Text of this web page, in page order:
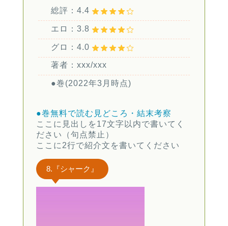
総評：4.4
エロ：3.8
グロ：4.0
著者：xxx/xxx
●巻(2022年3月時点)
●巻無料で読む 見どころ・結末考察
ここに見出しを17文字以内で書いてく
ださい（句点禁止）
ここに2行で紹介文を書いてください
8.『シャーク』